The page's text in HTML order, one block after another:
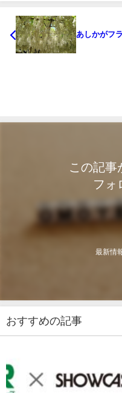
あしかがフ
この記事
フォ
最新情
おすすめの記事